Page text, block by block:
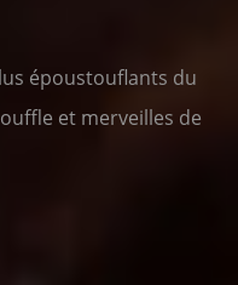
époustouflants du
et merveilles de